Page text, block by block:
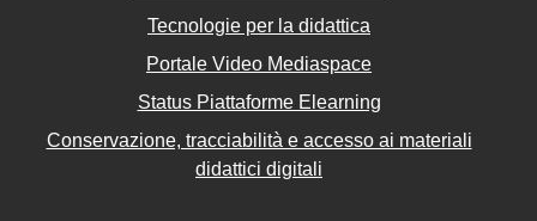
Tecnologie per la didattica
Portale Video Mediaspace
Status Piattaforme Elearning
Conservazione, tracciabilità e accesso ai materiali
didattici digitali